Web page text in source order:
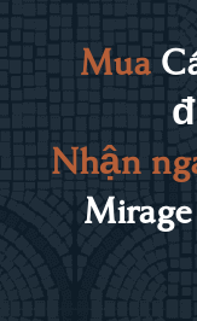
Mua
Nhận
Mirage